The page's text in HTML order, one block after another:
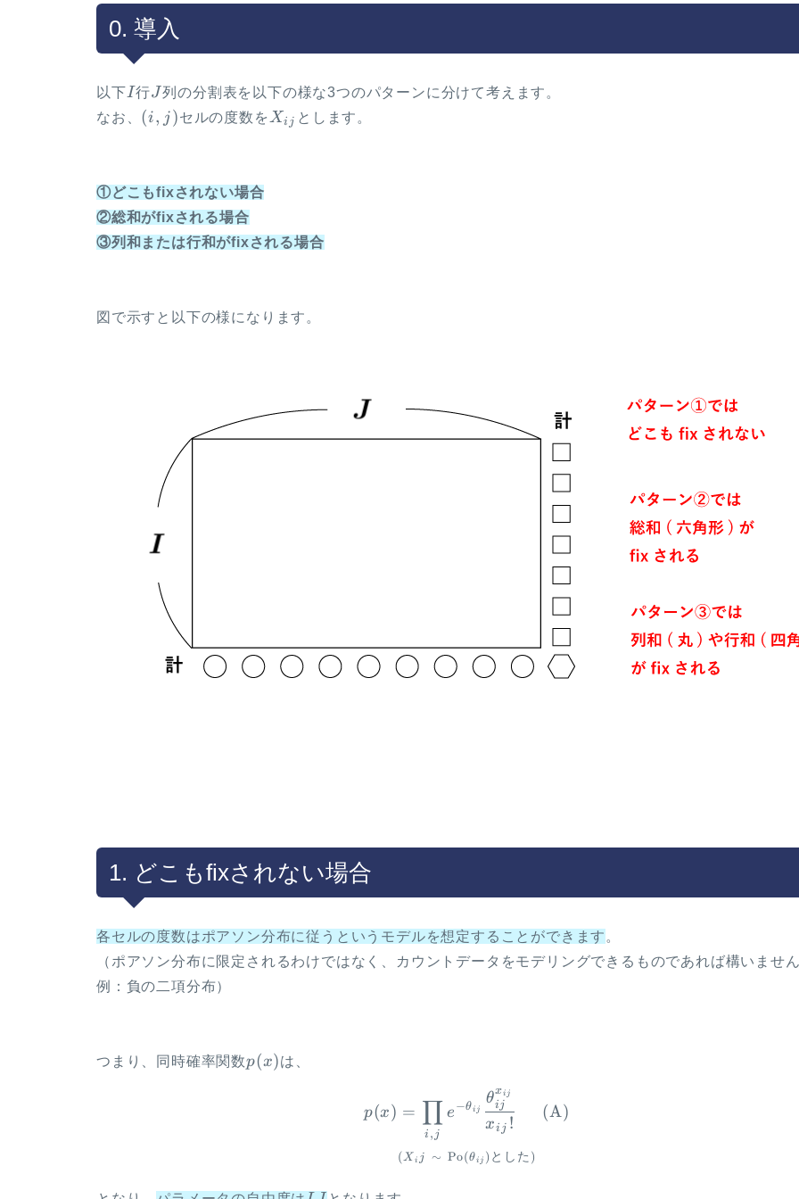
0. 導入
以下 I
I行J
J列の分割表を以下の様な3つのパターンに分けて考えます。
なお、 (i,j)
(i, j)セルの度数を X_{ij}
Xij とします。
①どこもfixされない場合
②総和がfixされる場合
③列和または行和がfixされる場合
図で示すと以下の様になります。
1. どこもfixされない場合
各セルの度数はポアソン分布に従うというモデルを想定することができます 。
（ポアソン分布に限定されるわけではなく、カウントデータをモデリングできるものであれば構いませ
例：負の二項分布）
つまり、同時確率関数p(x)
p(x)は、
\begin{aligned} p(x) &= \prod_{i,j}
p(x) =
i , j
∏ e−θij
xij !
θij
xij
(A)
(X i j ∼ Po(θij ) とした)